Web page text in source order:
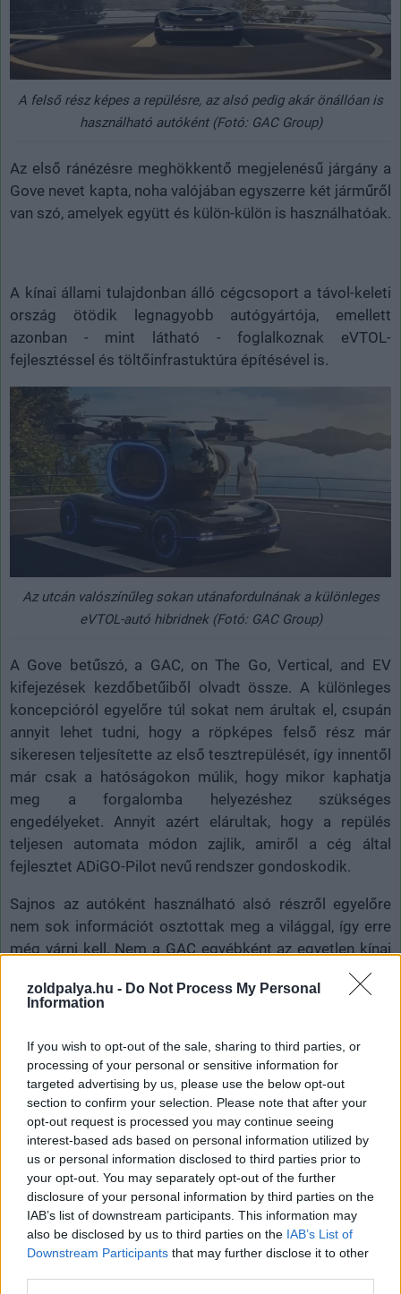
zoldpalya.hu - Do Not Process My Personal
Information
If you wish to opt-out of the sale, sharing to third parties, or
processing of your personal or sensitive information for
targeted advertising by us, please use the below opt-out
section to confirm your selection. Please note that after your
opt-out request is processed you may continue seeing
interest-based ads based on personal information utilized by
us or personal information disclosed to third parties prior to
your opt-out. You may separately opt-out of the further
disclosure of your personal information by third parties on the
IAB’s list of downstream participants. This information may
also be disclosed by us to third parties on the IAB’s List of
Downstream Participants that may further disclose it to other
A felső rész képes a repülésre, az alsó pedig akár önállóan is
használható autóként (Fotó: GAC Group)
Az első ránézésre meghökkentő megjelenésű járgány a
Gove nevet kapta, noha valójában egyszerre két járműről
van szó, amelyek együtt és külön-külön is használhatóak.
A kínai állami tulajdonban álló cégcsoport a távol-keleti
ország ötödik legnagyobb autógyártója, emellett
azonban - mint látható - foglalkoznak eVTOL-
fejlesztéssel és töltőinfrastuktúra építésével is.
Az utcán valószínűleg sokan utánafordulnának a különleges
eVTOL-autó hibridnek (Fotó: GAC Group)
A Gove betűszó, a GAC, on The Go, Vertical, and EV
kifejezések kezdőbetűiből olvadt össze. A különleges
koncepcióról egyelőre túl sokat nem árultak el, csupán
annyit lehet tudni, hogy a röpképes felső rész már
sikeresen teljesítette az első tesztrepülését, így innentől
már csak a hatóságokon múlik, hogy mikor kaphatja
meg a forgalomba helyezéshez szükséges
engedélyeket. Annyit azért elárultak, hogy a repülés
teljesen automata módon zajlik, amiről a cég által
fejlesztet ADiGO-Pilot nevű rendszer gondoskodik.
Sajnos az autóként használható alsó részről egyelőre
nem sok információt osztottak meg a világgal, így erre
még várni kell. Nem a GAC egyébként az egyetlen kínai
vállalat, amely repülő autót - vagy legalábbis ahhoz
hasonlót - fejleszt, azXPeng repülő autójárólmég tavaly
Címkék: #elektromos autó
#gac group
#repülés #helikopter